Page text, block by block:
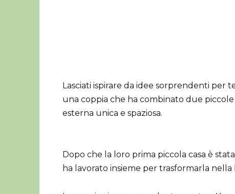
Lasciati ispirare da idee sorprendenti per
una coppia che ha combinato due
esterna unica e spaziosa.
Dopo che la loro prima piccola casa è
ha lavorato insieme per trasformarla nella